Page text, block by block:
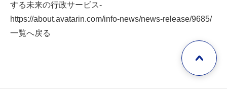
する未来の行政サービス-
https://about.avatarin.com/info-news/news-release/9685/
一覧へ戻る